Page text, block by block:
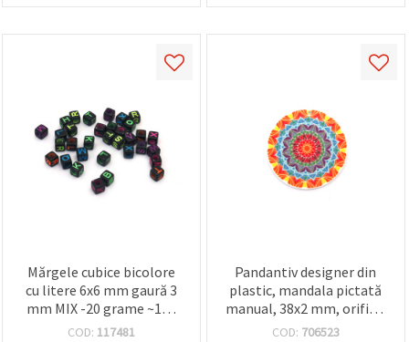
Mărgele cubice bicolore
cu litere 6x6 mm gaură 3
mm MIX -20 grame ~117
bucăți
COD: 117481
Pandantiv designer din
plastic, mandala pictată
manual, 38x2 mm, orificiu
1 mm
COD: 706523